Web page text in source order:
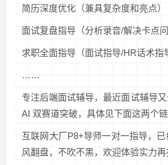
简历深度优化（兼具复杂度和亮点）
面试复盘指导（分析录音/解决卡点问
求职全面指导（面试指导/HR话术指
……
专注后端面试辅导，最近面试辅导
AI 双赛道突破，具体见下面这两个
互联网大厂P8+导师一对一指导，
风翻盘，不吹不黑，欢迎体验实力再